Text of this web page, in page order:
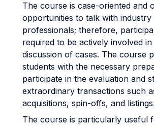
The course is case-oriented and
opportunities to talk with industry
professionals; therefore,
required to be actively involved
discussion of cases. The course
students with the necessary
participate in the evaluation and
extraordinary transactions such
acquisitions, spin-offs, and listings.
The course is particularly useful